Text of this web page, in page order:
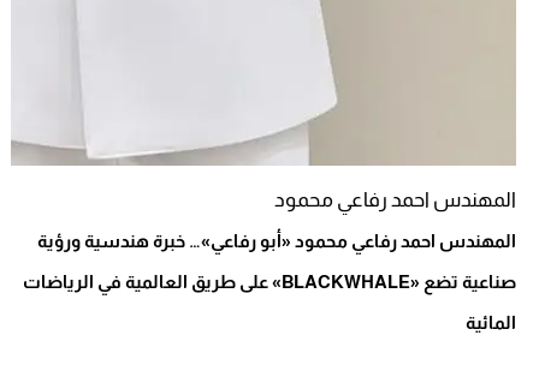
المهندس احمد رفاعي محمود
المهندس احمد رفاعي محمود «أبو رفاعي»… خبرة هندسية ورؤية
صناعية تضع «BLACKWHALE» على طريق العالمية في الرياضات
المائية